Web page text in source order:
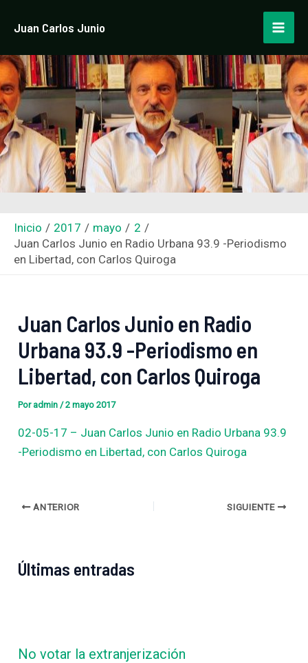
Juan Carlos Junio
Inicio 2017 mayo
2
Juan Carlos Junio en Radio Urbana 93.9 -Periodismo
en Libertad, con Carlos Quiroga
Juan Carlos Junio en Radio
Urbana 93.9 -Periodismo en
Libertad, con Carlos Quiroga
Por admin/2 mayo 2017
02-05-17 – Juan Carlos Junio en Radio Urbana 93.9
-Periodismo en Libertad, con Carlos Quiroga
de
ANTERIOR SIGUIENTE
Últimas entradas
No votar la extranjerización